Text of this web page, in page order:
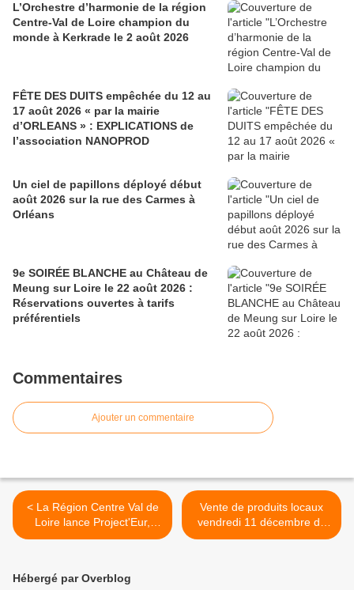
L’Orchestre d’harmonie de la région
Centre-Val de Loire champion du
monde à Kerkrade le 2 août 2026
FÊTE DES DUITS empêchée du 12 au
17 août 2026 « par la mairie
d’ORLEANS » : EXPLICATIONS de
l’association NANOPROD
Un ciel de papillons déployé début
août 2026 sur la rue des Carmes à
Orléans
9e SOIRÉE BLANCHE au Château de
Meung sur Loire le 22 août 2026 :
Réservations ouvertes à tarifs
préférentiels
Commentaires
Ajouter un commentaire
< La Région Centre Val de
Loire lance Project'Eur,
dispositif d'aide au montage
Vente de produits locaux
vendredi 11 décembre de
9h à 13h sur le parvis de
Hébergé par Overblog